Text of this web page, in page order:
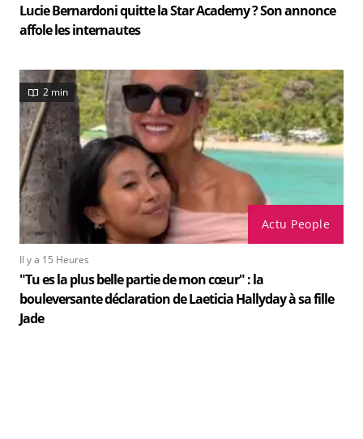
Lucie Bernardoni quitte la Star Academy ? Son annonce
affole les internautes
Actu People
2 min
Il y a 15 Heures
"Tu es la plus belle partie de mon cœur" : la
bouleversante déclaration de Laeticia Hallyday à sa fille
Jade